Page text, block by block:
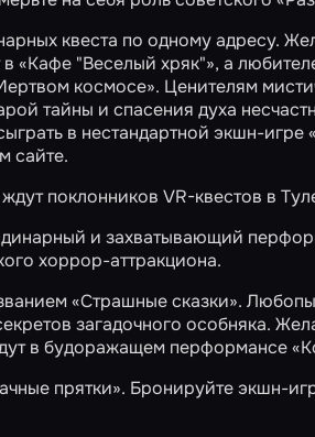
квеста по одному адресу.
«Кафе "Веселый хряк"», а
космосе». Ценителям
тайны и спасения духа
в нестандартной экшн-игре
сайте.
ждут поклонников VR-квестов в
и захватывающий
хоррор-аттракциона.
«Страшные сказки».
загадочного особняка.
в будоражащем перформансе
прятки». Бронируйте экшн-